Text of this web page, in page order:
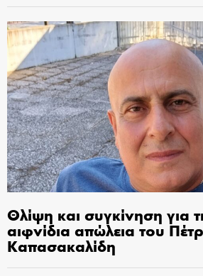
Θλίψη και συγκίνηση για
αιφνίδια απώλεια του
Καπασακαλίδη